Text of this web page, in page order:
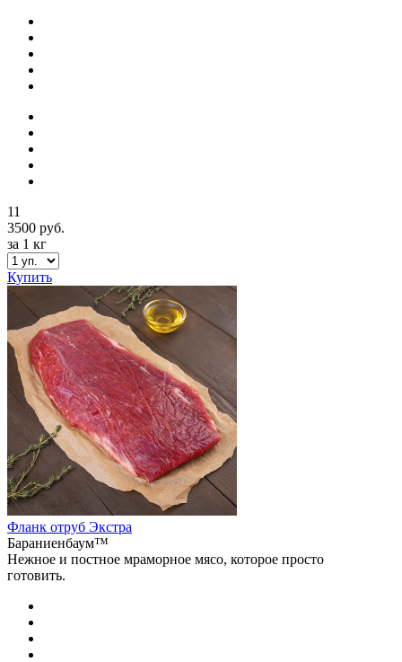
11
3500 руб.
за 1 кг
Купить
Фланк отруб Экстра
Бараниенбаум™
Нежное и постное мраморное мясо, которое просто
готовить.